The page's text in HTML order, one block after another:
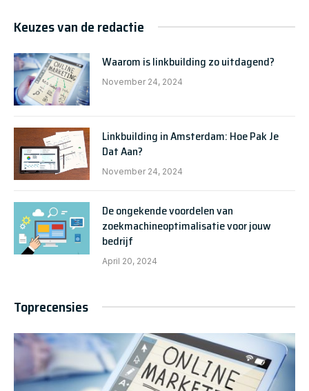
Keuzes van de redactie
Waarom is linkbuilding zo uitdagend?
November 24, 2024
Linkbuilding in Amsterdam: Hoe Pak Je
Dat Aan?
November 24, 2024
De ongekende voordelen van
zoekmachineoptimalisatie voor jouw
bedrijf
April 20, 2024
Toprecensies